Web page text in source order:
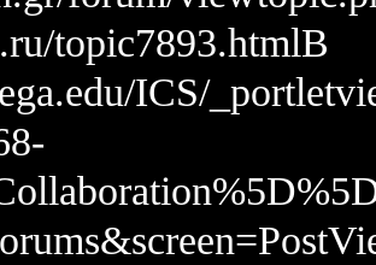
topic7893.htmlВ
ICS/